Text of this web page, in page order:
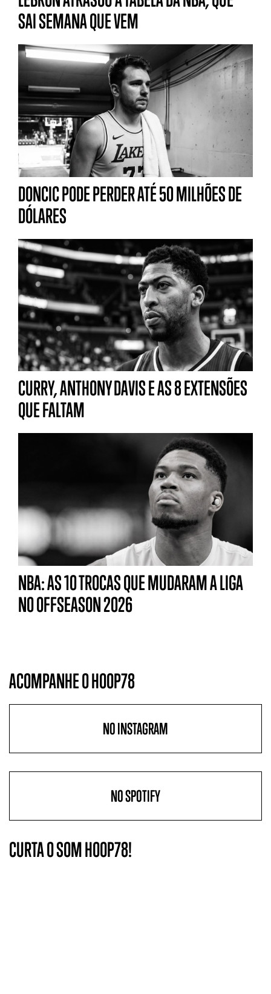
SAI SEMANA QUE VEM
DONCIC PODE PERDER ATÉ 50 MILHÕES DE
DÓLARES
CURRY, ANTHONY DAVIS E AS 8 EXTENSÕES
QUE FALTAM
NBA: AS 10 TROCAS QUE MUDARAM A LIGA
NO OFFSEASON 2026
ACOMPANHE O HOOP78
NO INSTAGRAM
NO SPOTIFY
CURTA O SOM HOOP78!